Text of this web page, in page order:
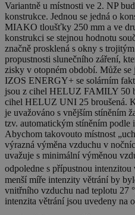
Variantně u místnosti ve 2. NP
konstrukce. Jednou se jedná o
MIAKO tloušťky 250 mm a ve
konstrukci se stejnou hodnotu
značně prosklená s okny s
propustnosti slunečního záření,
zisky v otopném období. Může
IZOS ENERGY+ se solárním
jsou z cihel HELUZ FAMILY 50
cihel HELUZ UNI 25 broušená.
je uvažováno s vnějším stíněním
tzv. automatickým stíněním podle
Abychom takovouto místnost
výrazná výměna vzduchu v
uvažuje s minimální výměnou
odpoledne s přípustnou
menší míře intenzity větrání by
vnitřního vzduchu nad teplotu 27
intenzita větrání jsou uvedeny na